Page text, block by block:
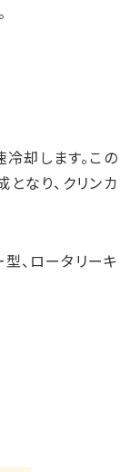
却します。この
なり、クリンカ
、ロータリーキ